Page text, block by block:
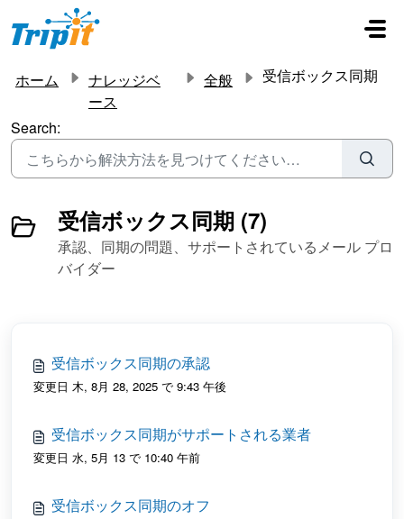
メインコンテンツに移動
ホーム
ナレッジベ
ース
全般 受信ボックス同期
Search:
受信ボックス同期 (7)
承認、同期の問題、サポートされているメール プロ
バイダー
受信ボックス同期の承認
変更日 木, 8月 28, 2025 で 9:43 午後
受信ボックス同期がサポートされる業者
変更日 水, 5月 13 で 10:40 午前
受信ボックス同期のオフ